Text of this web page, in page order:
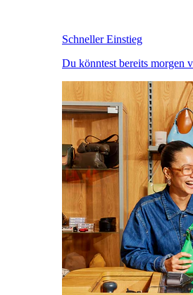
Schneller Einstieg
Du könntest bereits morgen